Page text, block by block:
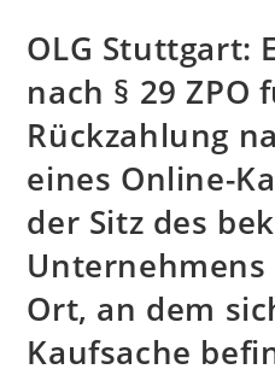
OLG Stuttgart:
nach § 29 ZPO
Rückzahlung
eines Online-
der Sitz des
Ort, an dem
Kaufsache